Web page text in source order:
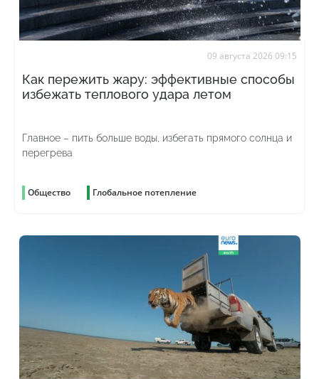
09 августа 2026 09:15
Как пережить жару: эффективные способы
избежать теплового удара летом
Главное – пить больше воды, избегать прямого солнца и
перегрева
Общество Глобальное потепление